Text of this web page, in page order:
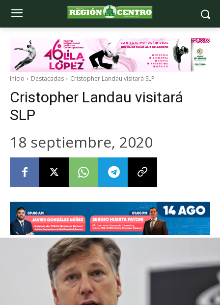
Inicio Destacadas Cristopher Landau visitará SLP
Cristopher Landau visitará
SLP
18 septiembre, 2020